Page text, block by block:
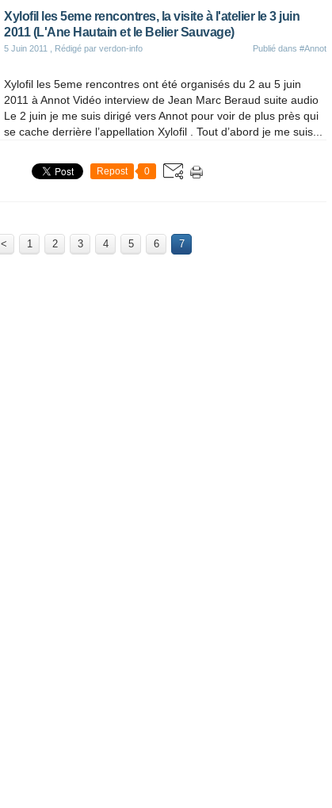
Xylofil les 5eme rencontres, la visite à l'atelier le 3 juin
2011 (L'Ane Hautain et le Belier Sauvage)
5 Juin 2011 , Rédigé par verdon-info Publié dans #Annot
Xylofil les 5eme rencontres ont été organisés du 2 au 5 juin
2011 à Annot Vidéo interview de Jean Marc Beraud suite audio
Le 2 juin je me suis dirigé vers Annot pour voir de plus près qui
se cache derrière l’appellation Xylofil . Tout d’abord je me suis...
Repost 0
< 1 2 3 4 5 6 7